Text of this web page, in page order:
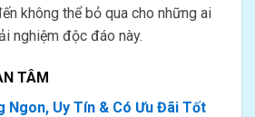
không thể bỏ qua cho những ai
nghiệm độc đáo này.
TÂM
Ngon, Uy Tín & Có Ưu Đãi Tốt